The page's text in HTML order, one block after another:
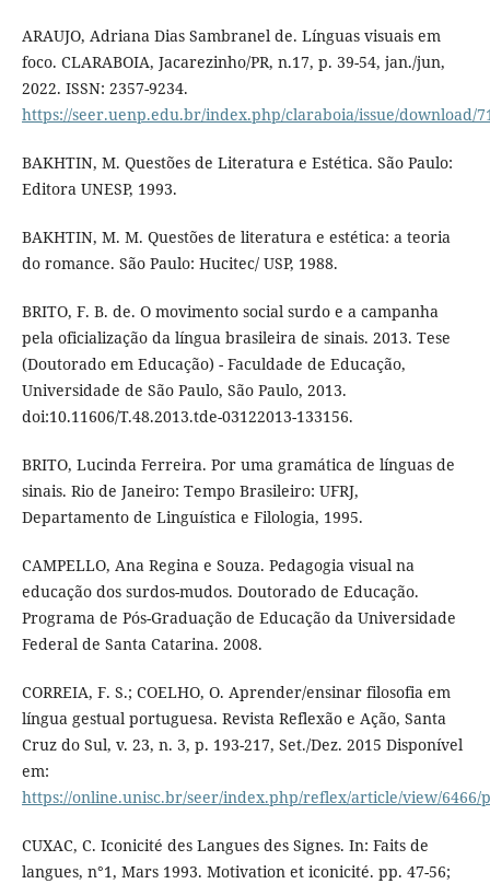
ARAUJO, Adriana Dias Sambranel de. Línguas visuais em
foco. CLARABOIA, Jacarezinho/PR, n.17, p. 39-54, jan./jun,
2022. ISSN: 2357-9234.
https://seer.uenp.edu.br/index.php/claraboia/issue/download/
BAKHTIN, M. Questões de Literatura e Estética. São Paulo:
Editora UNESP, 1993.
BAKHTIN, M. M. Questões de literatura e estética: a teoria
do romance. São Paulo: Hucitec/ USP, 1988.
BRITO, F. B. de. O movimento social surdo e a campanha
pela oficialização da língua brasileira de sinais. 2013. Tese
(Doutorado em Educação) - Faculdade de Educação,
Universidade de São Paulo, São Paulo, 2013.
doi:10.11606/T.48.2013.tde-03122013-133156.
BRITO, Lucinda Ferreira. Por uma gramática de línguas de
sinais. Rio de Janeiro: Tempo Brasileiro: UFRJ,
Departamento de Linguística e Filologia, 1995.
CAMPELLO, Ana Regina e Souza. Pedagogia visual na
educação dos surdos-mudos. Doutorado de Educação.
Programa de Pós-Graduação de Educação da Universidade
Federal de Santa Catarina. 2008.
CORREIA, F. S.; COELHO, O. Aprender/ensinar filosofia em
língua gestual portuguesa. Revista Reflexão e Ação, Santa
Cruz do Sul, v. 23, n. 3, p. 193-217, Set./Dez. 2015 Disponível
em:
https://online.unisc.br/seer/index.php/reflex/article/view/6466/
CUXAC, C. Iconicité des Langues des Signes. In: Faits de
langues, n°1, Mars 1993. Motivation et iconicité. pp. 47-56;